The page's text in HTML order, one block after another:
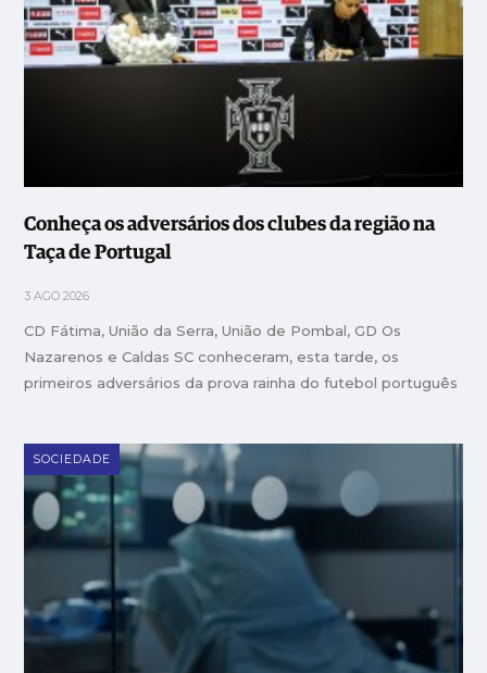
Conheça os adversários dos clubes da região na
Taça de Portugal
3 AGO 2026
CD Fátima, União da Serra, União de Pombal, GD Os
Nazarenos e Caldas SC conheceram, esta tarde, os
primeiros adversários da prova rainha do futebol português
SOCIEDADE